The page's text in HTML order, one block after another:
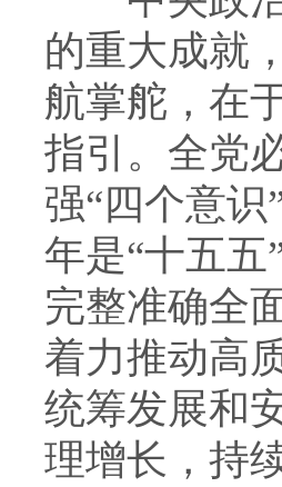
的重大成就
航掌舵，在
指引。全党
强“四个意识
年是“十五
完整准确全
着力推动高
统筹发展和
理增长，持